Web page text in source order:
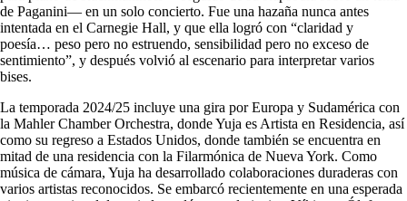
de Paganini— en un solo concierto. Fue una hazaña nunca antes
intentada en el Carnegie Hall, y que ella logró con “claridad y
poesía… peso pero no estruendo, sensibilidad pero no exceso de
sentimiento”, y después volvió al escenario para interpretar varios
bises.
La temporada 2024/25 incluye una gira por Europa y Sudamérica con
la Mahler Chamber Orchestra, donde Yuja es Artista en Residencia, así
como su regreso a Estados Unidos, donde también se encuentra en
mitad de una residencia con la Filarmónica de Nueva York. Como
música de cámara, Yuja ha desarrollado colaboraciones duraderas con
varios artistas reconocidos. Se embarcó recientemente en una esperada